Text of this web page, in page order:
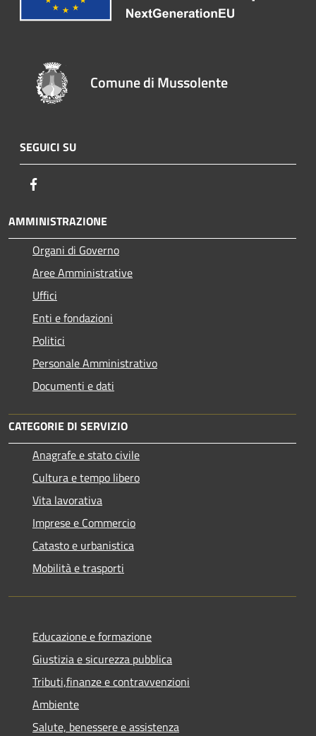
Comune di Mussolente
SEGUICI SU
AMMINISTRAZIONE
Organi di Governo
Aree Amministrative
Uffici
Enti e fondazioni
Politici
Personale Amministrativo
Documenti e dati
CATEGORIE DI SERVIZIO
Anagrafe e stato civile
Cultura e tempo libero
Vita lavorativa
Imprese e Commercio
Catasto e urbanistica
Mobilità e trasporti
Educazione e formazione
Giustizia e sicurezza pubblica
Tributi,finanze e contravvenzioni
Ambiente
Salute, benessere e assistenza